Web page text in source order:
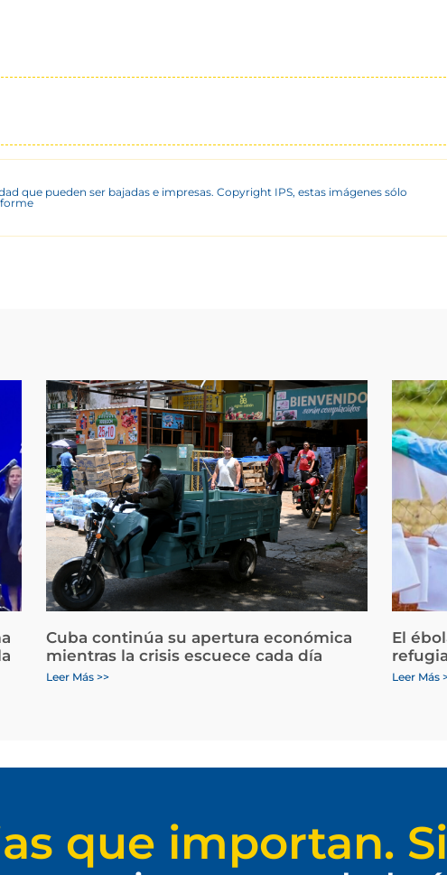
que pueden ser bajadas e impresas. Copyright IPS, estas imágenes sólo
Cuba continúa su apertura económica
mientras la crisis escuece cada día
Leer Más >>
El
Leer Más
que importan.